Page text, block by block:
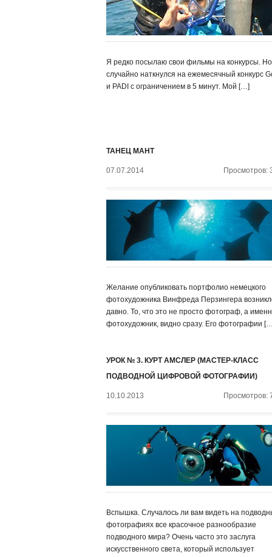
Я редко посылаю свои фильмы на конкурсы. Но
случайно наткнулся на ежемесячный конкурс
и PADI с ограничением в 5 минут. Мой […]
ТАНЕЦ МАНТ
07.07.2014 Просмотров:
Желание опубликовать портфолио немецкого
фотохудожника Винфреда Перзингера
давно. То, что это не просто фотограф, а
фотохудожник, видно сразу. Его фотографии
УРОК № 3. КУРТ АМСЛЕР (МАСТЕР-КЛАСС
ПОДВОДНОЙ ЦИФРОВОЙ ФОТОГРАФИИ)
10.10.2013 Просмотров:
Вспышка. Случалось ли вам видеть на
фотографиях все красочное разнообразие
подводного мира? Очень часто это заслуга
искусственного света, который использует